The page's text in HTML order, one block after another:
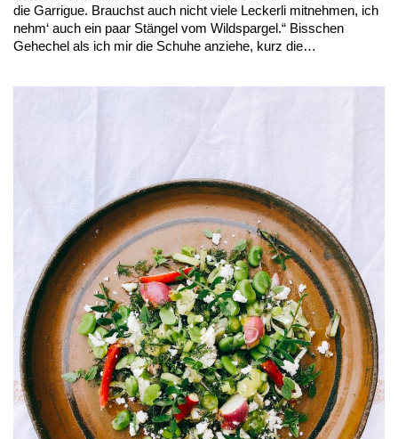
die Garrigue. Brauchst auch nicht viele Leckerli mitnehmen, ich
nehm‘ auch ein paar Stängel vom Wildspargel.“ Bisschen
Gehechel als ich mir die Schuhe anziehe, kurz die…